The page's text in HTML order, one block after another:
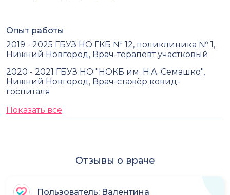
Опыт работы
2019 - 2025 ГБУЗ НО ГКБ № 12, поликлиника № 1,
Нижний Новгород, Врач-терапевт участковый
2020 - 2021 ГБУЗ НО "НОКБ им. Н.А. Семашко",
Нижний Новгород, Врач-стажёр ковид-
госпиталя
Показать все
Отзывы о враче
Пользователь: Валентина